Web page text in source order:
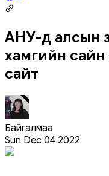
АНУ-д алсын
хамгийн сайн
сайт
Байгалмаа
Sun Dec 04 2022